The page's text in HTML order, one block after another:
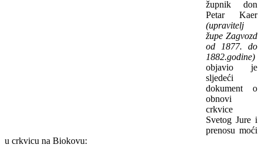
župnik don
Petar Kaer
(upravitelj
župe Zagvozd
od 1877. do
1882.godine)
objavio je
sljedeći
dokument o
obnovi
crkvice
Svetog Jure i
prenosu moći
u crkvicu na Biokovu: